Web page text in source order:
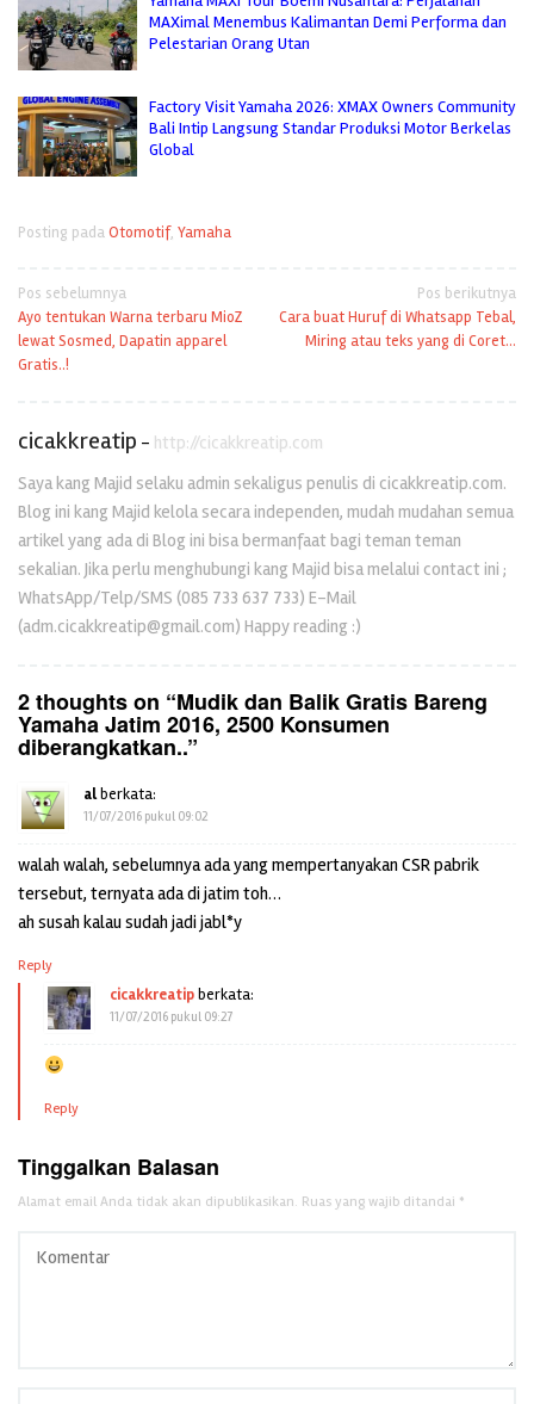
MAXimal Menembus Kalimantan Demi Performa dan
Pelestarian Orang Utan
Factory Visit Yamaha 2026: XMAX Owners Community
Bali Intip Langsung Standar Produksi Motor Berkelas
Global
Posting padaOtomotif, Yamaha
Navigasi
pos
Pos sebelumnya
Ayo tentukan Warna terbaru MioZ
lewat Sosmed, Dapatin apparel
Gratis..!
Pos berikutnya
Cara buat Huruf di Whatsapp Tebal,
Miring atau teks yang di Coret…
cicakkreatip - http://cicakkreatip.com
Saya kang Majid selaku admin sekaligus penulis di cicakkreatip.com.
Blog ini kang Majid kelola secara independen, mudah mudahan semua
artikel yang ada di Blog ini bisa bermanfaat bagi teman teman
sekalian. Jika perlu menghubungi kang Majid bisa melalui contact ini ;
WhatsApp/Telp/SMS (085 733 637 733) E-Mail
(adm.cicakkreatip@gmail.com) Happy reading :)
2 thoughts on “Mudik dan Balik Gratis Bareng
Yamaha Jatim 2016, 2500 Konsumen
diberangkatkan..”
alberkata:
11/07/2016 pukul 09:02
walah walah, sebelumnya ada yang mempertanyakan CSR pabrik
tersebut, ternyata ada di jatim toh…
ah susah kalau sudah jadi jabl*y
Reply
cicakkreatipberkata:
11/07/2016 pukul 09:27
Reply
Tinggalkan Balasan
Alamat email Anda tidak akan dipublikasikan. Ruas yang wajib ditandai *